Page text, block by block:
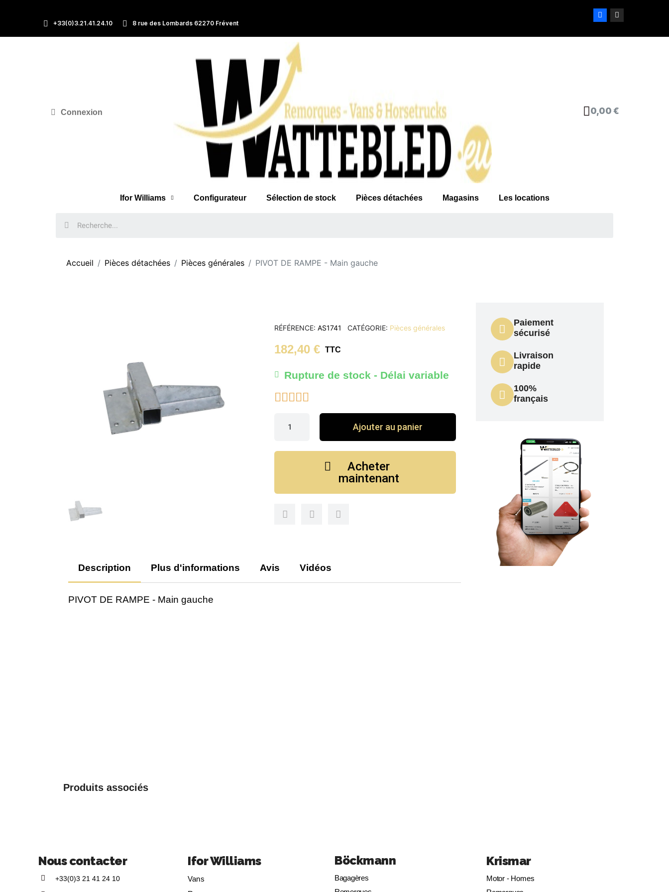
+33(0)3.21.41.24.10 8 rue des Lombards 62270 Frévent
Connexion 0,00 €
Ifor Williams Configurateur Sélection de stock Pièces détachées Magasins Les locations
Accueil Pièces détachées Pièces générales PIVOT DE RAMPE - Main gauche
RÉFÉRENCE AS1741 CATÉGORIE Pièces générales
182,40 € TTC
Rupture de stock - Délai variable
    
Ajouter au panier
Acheter
maintenant
Description Plus d'informations Avis Vidéos
PIVOT DE RAMPE - Main gauche
Paiement
sécurisé
Livraison
rapide
100%
français
Produits associés
Nous contacter
+33(0)3 21 41 24 10
Ifor Williams
Vans
Böckmann
Bagagères
Krismar
Motor - Homes